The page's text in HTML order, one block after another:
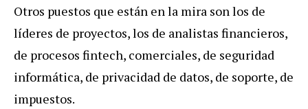
Otros puestos que están en la mira son los de
líderes de proyectos, los de analistas financieros,
de procesos fintech, comerciales, de seguridad
informática, de privacidad de datos, de soporte, de
impuestos.